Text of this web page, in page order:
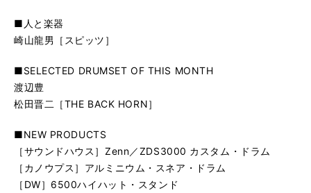
■人と楽器
崎山龍男［スピッツ］
■SELECTED DRUMSET OF THIS MONTH
渡辺豊
松田晋二［THE BACK HORN］
■NEW PRODUCTS
［サウンドハウス］Zenn／ZDS3000 カスタム・ドラム
［カノウプス］アルミニウム・スネア・ドラム
［DW］6500ハイハット・スタンド